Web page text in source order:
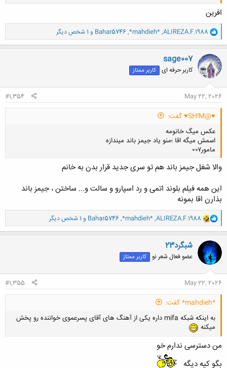
افرین
و
ا
ک
ن
ش
ه
ا
ALIREZA.F.1988
,
*mahdieh*
,
Bahar5746 و 1 شخص دیگر
sage007
کاربر حرفه ای کاربر ممتاز
May 22, 2026
#1,354
♥@SH!M♥ گفت:
عکس میگ خانومه
اسمش میگه اقا ؛منو یاد جیمز باند میندازه
مامور۰۰۷
والا شغل جیمز باند هم تو سری جدید قرار بدن به خانم
این همه فیلم بلوند اتمی و رد اسپارو و سالت و... ساختن ، جیمز باند
بذارن اقا بمونه
و
ا
ک
ن
ش
ه
:
ALIREZA.F.1988
,
*mahdieh*
,
Bahar5746 و 1 شخص دیگر
شبگرد23
عضو فعال شعر نو کاربر ممتاز
May 22, 2026
#1,355
*mahdieh* گفت:
به اینکه شبکه mifa داره یکی از آهنگ های آقای پسرعموی خواننده رو پخش
میکنه
من دسترسی ندارم خو
بگو کیه دیگه